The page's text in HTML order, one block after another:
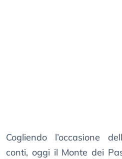
Cogliendo l’occasione
conti, oggi il Monte dei